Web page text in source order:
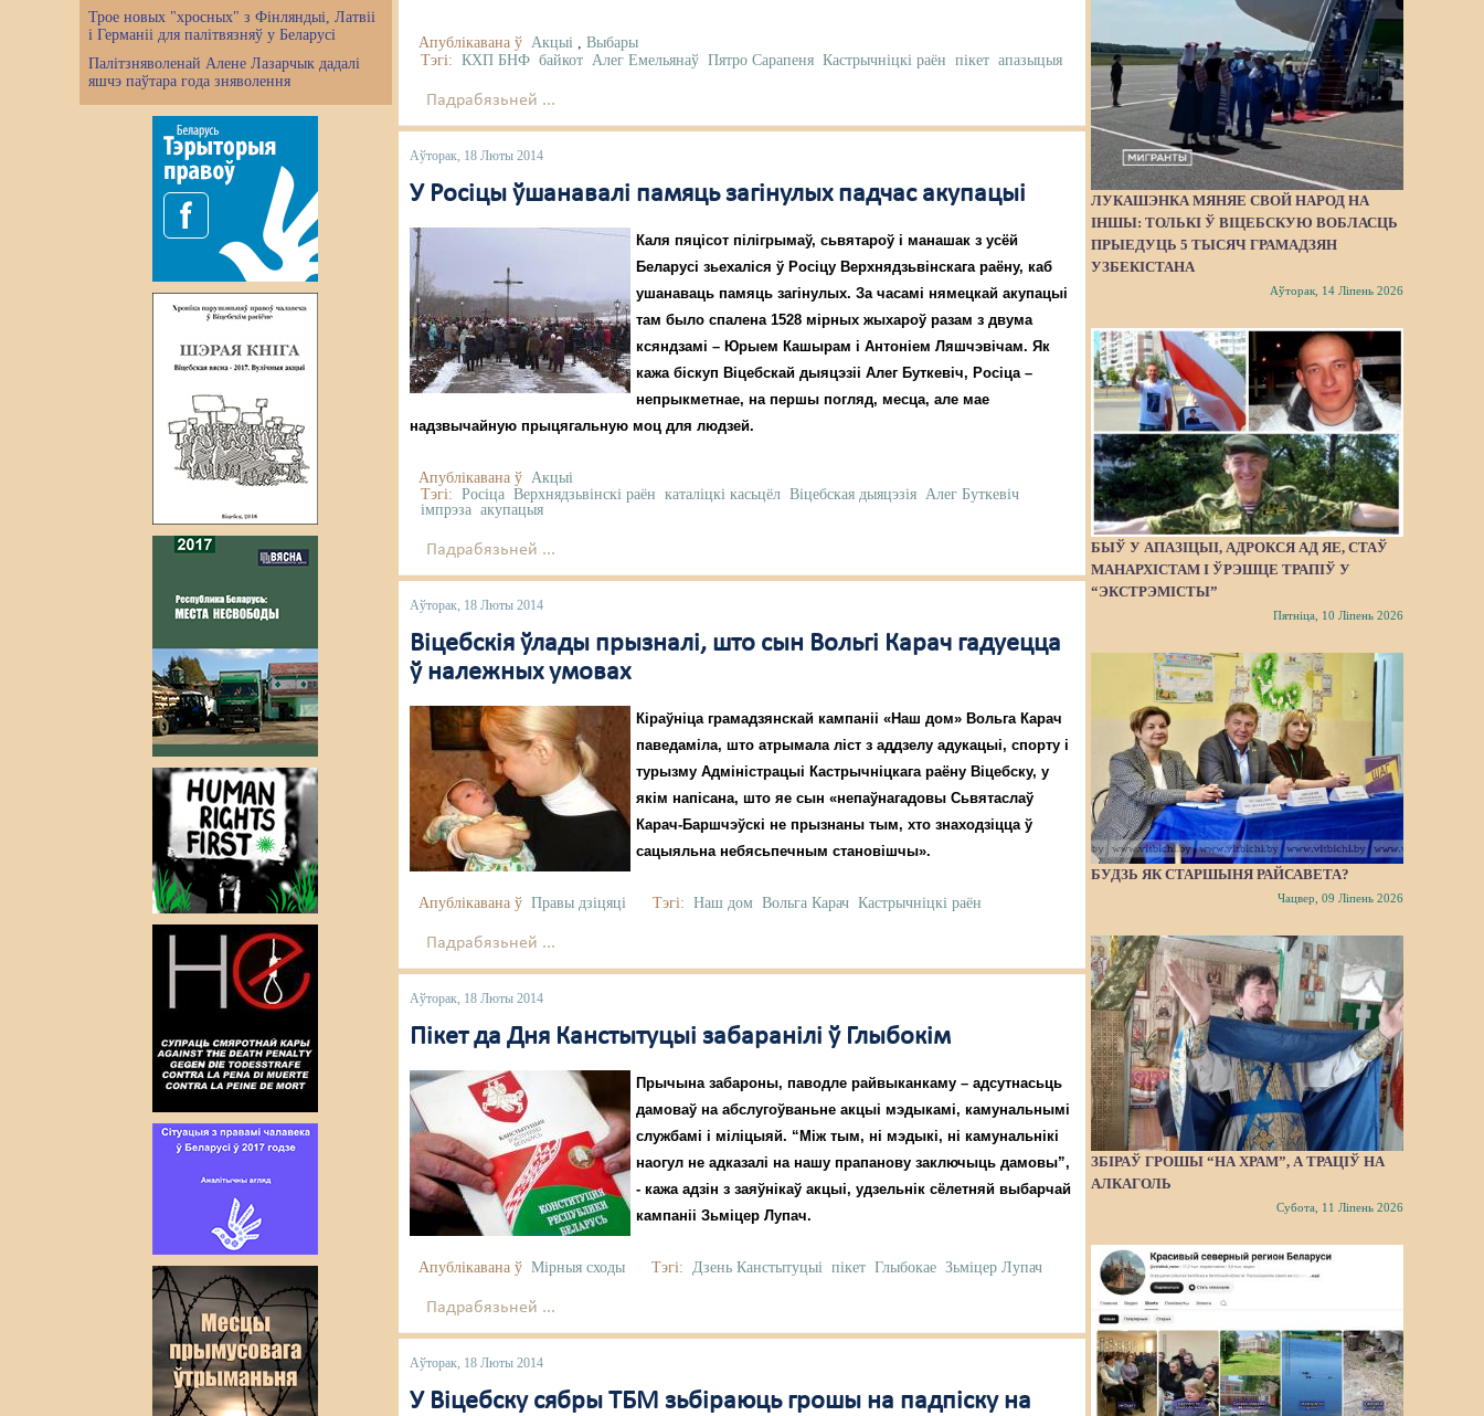
Трое новых "хросных" з Фінляндыі, Латвіі
і Германіі для палітвязняў у Беларусі
Палітзняволенай Алене Лазарчык дадалі
яшчэ паўтара года зняволення
Апублікавана ў Акцыі ,Выбары
Тэгі:
КХП БНФ байкот Алег Емельянаў Пятро Сарапеня Кастрычніцкі раён пікет апазыцыя
Падрабязьней ...
Аўторак, 18 Люты 2014
У Росіцы ўшанавалі памяць загінулых падчас акупацыі
Каля пяцісот пілігрымаў, сьвятароў і манашак з усёй
Беларусі зьехаліся ў Росіцу Верхнядзьвінскага раёну, каб
ушанаваць памяць загінулых. За часамі нямецкай акупацыі
там было спалена 1528 мірных жыхароў разам з двума
ксяндзамі – Юрыем Кашырам і Антоніем Ляшчэвічам. Як
кажа біскуп Віцебскай дыяцэзіі Алег Буткевіч, Росіца –
непрыкметнае, на першы погляд, месца, але мае
надзвычайную прыцягальную моц для людзей.
Апублікавана ў Акцыі
Тэгі:
Росіца Верхнядзьвінскі раён каталіцкі касьцёл Віцебская дыяцэзія Алег Буткевіч
імпрэза акупацыя
Падрабязьней ...
Аўторак, 18 Люты 2014
Віцебскія ўлады прызналі, што сын Вольгі Карач гадуецца
ў належных умовах
Кіраўніца грамадзянскай кампаніі «Наш дом» Вольга Карач
паведаміла, што атрымала ліст з аддзелу адукацыі, спорту і
турызму Адміністрацыі Кастрычніцкага раёну Віцебску, у
якім напісана, што яе сын «непаўнагадовы Сьвятаслаў
Карач-Баршчэўскі не прызнаны тым, хто знаходзіцца ў
сацыяльна небясьпечным становішчы».
Апублікавана ў Правы дзіцяці Тэгі: Наш дом Вольга Карач Кастрычніцкі раён
Падрабязьней ...
Аўторак, 18 Люты 2014
Пікет да Дня Канстытуцыі забаранілі ў Глыбокім
Прычына забароны, паводле райвыканкаму – адсутнасьць
дамоваў на абслугоўваньне акцыі мэдыкамі, камунальнымі
службамі і міліцыяй. “Між тым, ні мэдыкі, ні камунальнікі
наогул не адказалі на нашу прапанову заключыць дамовы”,
- кажа адзін з заяўнікаў акцыі, удзельнік сёлетняй выбарчай
кампаніі Зьміцер Лупач.
Апублікавана ў Мірныя сходы Тэгі: Дзень Канстытуцыі пікет Глыбокае Зьміцер Лупач
Падрабязьней ...
Аўторак, 18 Люты 2014
У Віцебску сябры ТБМ зьбіраюць грошы на падпіску на
ЛУКАШЭНКА МЯНЯЕ СВОЙ НАРОД НА
ІНШЫ: ТОЛЬКІ Ў ВІЦЕБСКУЮ ВОБЛАСЦЬ
ПРЫЕДУЦЬ 5 ТЫСЯЧ ГРАМАДЗЯН
УЗБЕКІСТАНА
Аўторак, 14 Ліпень 2026
БЫЎ У АПАЗІЦЫІ, АДРОКСЯ АД ЯЕ, СТАЎ
МАНАРХІСТАМ І ЎРЭШЦЕ ТРАПІЎ У
“ЭКСТРЭМІСТЫ”
Пятніца, 10 Ліпень 2026
БУДЗЬ ЯК СТАРШЫНЯ РАЙСАВЕТА?
Чацвер, 09 Ліпень 2026
ЗБІРАЎ ГРОШЫ “НА ХРАМ”, А ТРАЦІЎ НА
АЛКАГОЛЬ
Субота, 11 Ліпень 2026